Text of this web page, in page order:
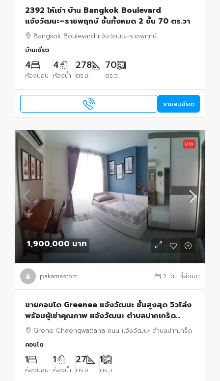
2392 ให้เช่า บ้าน Bangkok Boulevard
แจ้งวัฒนะ–ราชพฤกษ์ ชั้นทั้งหมด 2 ชั้น 70 ตร.วา
Bangkok Boulevard แจ้งวัฒนะ–ราชพฤกษ์
บ้านเดี่ยว
4
ห้องนอน
4
ห้องน้ำ
278
ตร.ม.
70
ตร.ว.
รายละเอียด
ขาย
1,900,000 บาท
pakamastom 2 วัน ที่ผ่านมา
ขายคอนโด Greenee แจ้งวัฒนะ ชั้นสูงสุด วิวโล่ง
พร้อมผู้เช่าคุณภาพ แจ้งวัฒนะ ตำบลปากเกร็ด
ปากเกร็ด,นนทบุรี
Grene Chaengwattana ถนน แจ้งวัฒนะ ตำบลปากเกร็ด
คอนโด
1
ห้องนอน
1
ห้องน้ำ
27
ตร.ม.
1
ตร.ว.